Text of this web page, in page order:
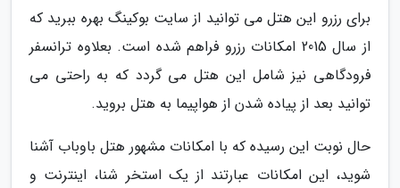
برای رزرو این هتل می توانید از سایت بوکینگ بهره ببرید که
از سال 2015 امکانات رزرو فراهم شده است. بعلاوه ترانسفر
فرودگاهی نیز شامل این هتل می گردد که به راحتی می
توانید بعد از پیاده شدن از هواپیما به هتل بروید.
حال نوبت این رسیده که با امکانات مشهور هتل باوباب آشنا
شوید، این امکانات عبارتند از یک استخر شنا، اینترنت و